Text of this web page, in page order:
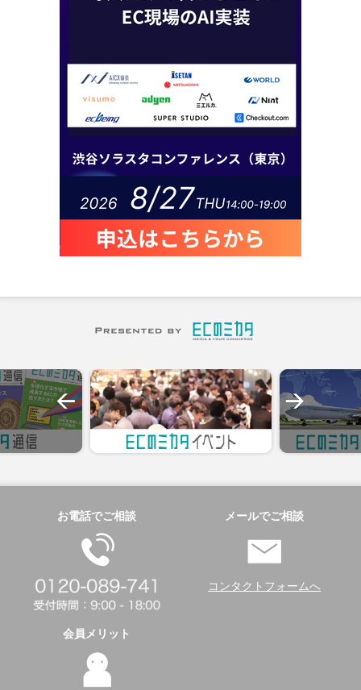
お電話でご相談 メールでご相談
コンタクトフォームへ
会員メリット